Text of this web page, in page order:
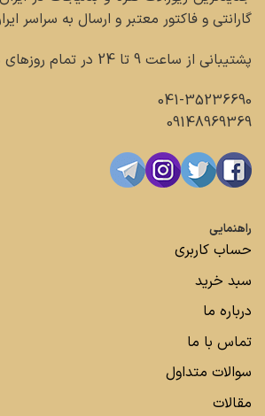
گارانتی و فاکتور معتبر و ارسال به سراسر
پشتیبانی از ساعت 9 تا 24 در تمام روزهای هفته :
041-35236690
09148969369
راهنمایی
حساب کاربری
سبد خرید
درباره ما
تماس با ما
سوالات متداول
مقالات